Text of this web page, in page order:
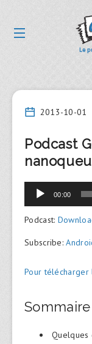
2013-10-01
Podcast
Lecteur
audio
00:00
Podcast:
Subscribe:
Pour télécharger
Sommaire
Quelques